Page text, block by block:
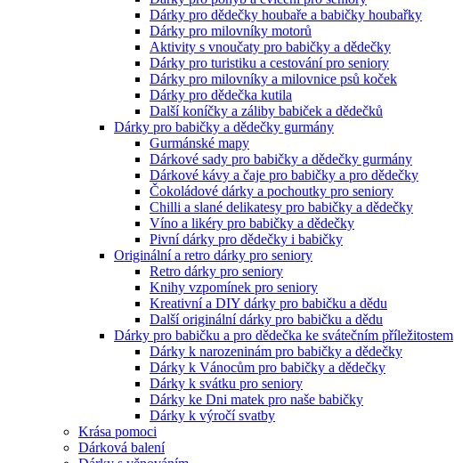
Dárky pro dědečky houbaře a babičky houbařky
Dárky pro milovníky motorů
Aktivity s vnoučaty pro babičky a dědečky
Dárky pro turistiku a cestování pro seniory
Dárky pro milovníky a milovnice psů koček
Dárky pro dědečka kutila
Další koníčky a záliby babiček a dědečků
Dárky pro babičky a dědečky gurmány
Gurmánské mapy
Dárkové sady pro babičky a dědečky gurmány
Dárkové kávy a čaje pro babičky a pro dědečky
Čokoládové dárky a pochoutky pro seniory
Chilli a slané delikatesy pro babičky a dědečky
Víno a likéry pro babičky a dědečky
Pivní dárky pro dědečky i babičky
Originální a retro dárky pro seniory
Retro dárky pro seniory
Knihy vzpomínek pro seniory
Kreativní a DIY dárky pro babičku a dědu
Další originální dárky pro babičku a dědu
Dárky pro babičku a pro dědečka ke svátečním příležitostem
Dárky k narozeninám pro babičky a dědečky
Dárky k Vánocům pro babičky a dědečky
Dárky k svátku pro seniory
Dárky ke Dni matek pro naše babičky
Dárky k výročí svatby
Krása pomoci
Dárková balení